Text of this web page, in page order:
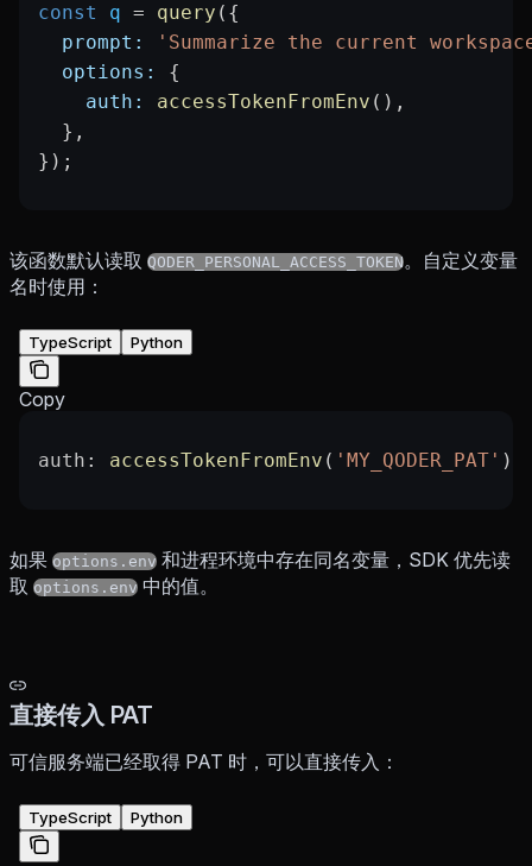
const q = query ({
  prompt:
'Summarize the current
  options:
{
    auth:
accessTokenFromEnv (),
  },
});
该函数默认读取 QODER_PERSONAL_ACCESS_TOKEN。自定义变量
名时使用：
TypeScript Python
Copy
auth : accessTokenFromEnv ( 'MY_QODER_PAT' )
如果 options.env 和进程环境中存在同名变量，SDK 优先读
取 options.env 中的值。
直接传入 PAT
可信服务端已经取得 PAT 时，可以直接传入：
TypeScript Python